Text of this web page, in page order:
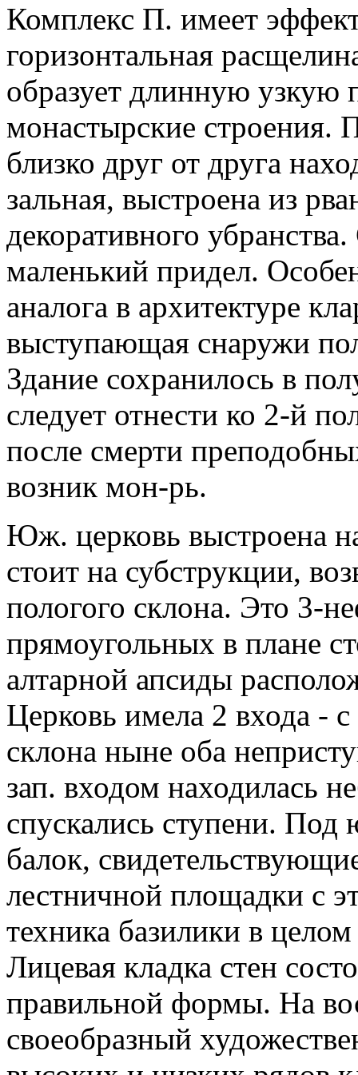
Комплекс П. имеет
горизонтальная
образует длинную узкую
монастырские строения.
близко друг от друга
зальная, выстроена из
декоративного
маленький придел.
аналога в архитектуре
выступающая снаружи
Здание сохранилось в
следует отнести ко 2-й
после смерти
возник мон-рь.
Юж. церковь выстроена
стоит на субструкции,
пологого склона. Это 3-
прямоугольных в плане
алтарной апсиды
Церковь имела 2 входа -
склона ныне оба
зап. входом находилась
спускались ступени. Под
балок,
лестничной площадки с
техника базилики в
Лицевая кладка стен
правильной формы. На
своеобразный